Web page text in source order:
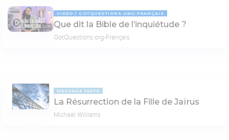
02:19
VIDÉO GOTQUESTIONS.ORG-FRANÇAIS
Que dit la Bible de l’inquiétude ?
GotQuestions.org-Français
MESSAGE TEXTE
La Résurrection de la Fille de Jaïrus
Michaël Williams